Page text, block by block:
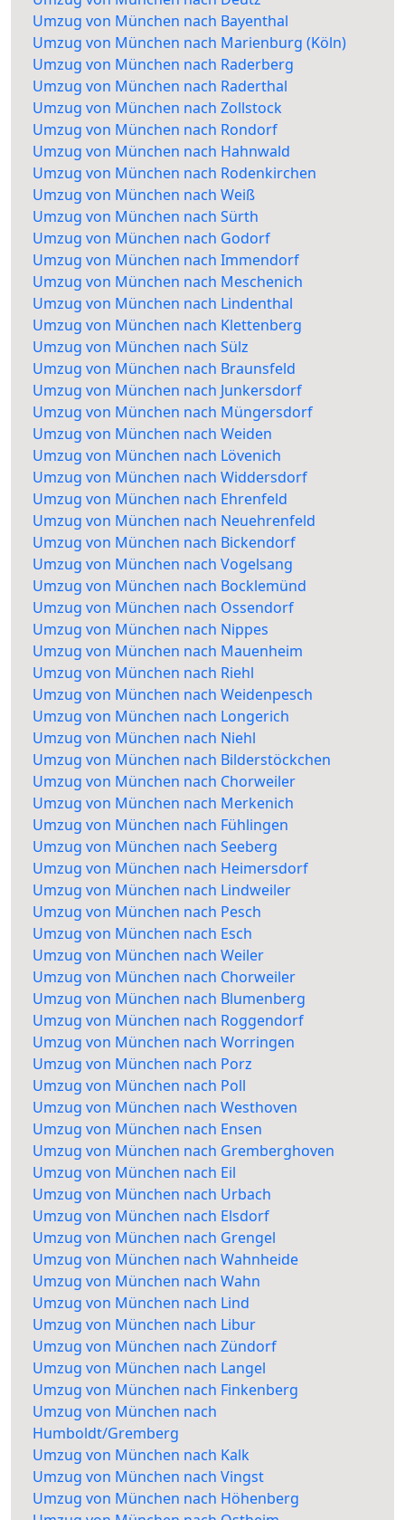
Umzug von München nach Bayenthal
Umzug von München nach Marienburg (Köln)
Umzug von München nach Raderberg
Umzug von München nach Raderthal
Umzug von München nach Zollstock
Umzug von München nach Rondorf
Umzug von München nach Hahnwald
Umzug von München nach Rodenkirchen
Umzug von München nach Weiß
Umzug von München nach Sürth
Umzug von München nach Godorf
Umzug von München nach Immendorf
Umzug von München nach Meschenich
Umzug von München nach Lindenthal
Umzug von München nach Klettenberg
Umzug von München nach Sülz
Umzug von München nach Braunsfeld
Umzug von München nach Junkersdorf
Umzug von München nach Müngersdorf
Umzug von München nach Weiden
Umzug von München nach Lövenich
Umzug von München nach Widdersdorf
Umzug von München nach Ehrenfeld
Umzug von München nach Neuehrenfeld
Umzug von München nach Bickendorf
Umzug von München nach Vogelsang
Umzug von München nach Bocklemünd
Umzug von München nach Ossendorf
Umzug von München nach Nippes
Umzug von München nach Mauenheim
Umzug von München nach Riehl
Umzug von München nach Weidenpesch
Umzug von München nach Longerich
Umzug von München nach Niehl
Umzug von München nach Bilderstöckchen
Umzug von München nach Chorweiler
Umzug von München nach Merkenich
Umzug von München nach Fühlingen
Umzug von München nach Seeberg
Umzug von München nach Heimersdorf
Umzug von München nach Lindweiler
Umzug von München nach Pesch
Umzug von München nach Esch
Umzug von München nach Weiler
Umzug von München nach Chorweiler
Umzug von München nach Blumenberg
Umzug von München nach Roggendorf
Umzug von München nach Worringen
Umzug von München nach Porz
Umzug von München nach Poll
Umzug von München nach Westhoven
Umzug von München nach Ensen
Umzug von München nach Gremberghoven
Umzug von München nach Eil
Umzug von München nach Urbach
Umzug von München nach Elsdorf
Umzug von München nach Grengel
Umzug von München nach Wahnheide
Umzug von München nach Wahn
Umzug von München nach Lind
Umzug von München nach Libur
Umzug von München nach Zündorf
Umzug von München nach Langel
Umzug von München nach Finkenberg
Umzug von München nach
Humboldt/Gremberg
Umzug von München nach Kalk
Umzug von München nach Vingst
Umzug von München nach Höhenberg